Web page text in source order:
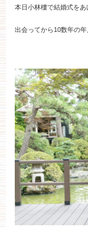
小林楼の結
おもてな
お客様との
本日小林樓で結婚式を
出会ってから10数年の